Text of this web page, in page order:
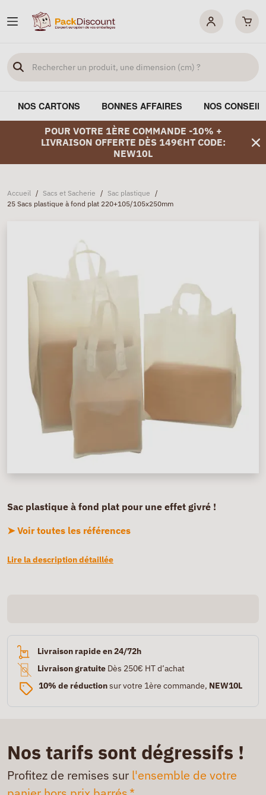
NOS CARTONS BONNES AFFAIRES NOS
POUR VOTRE 1ÈRE COMMANDE -10% +
LIVRAISON OFFERTE DÈS 149€HT CODE:
NEW10L
Accueil / Sacs et Sacherie / Sac plastique /
25 Sacs plastique à fond plat 220+105/105x250mm
Sac plastique à fond plat pour une effet givré !
➤ Voir toutes les références
Lire la description détaillée
Livraison rapide en 24/72h
Livraison gratuite Dès 250€ HT d’achat
10% de réductionsur votre 1ère commande, NEW10L
Nos tarifs sont dégressifs !
Profitez de remises sur l'ensemble de votre